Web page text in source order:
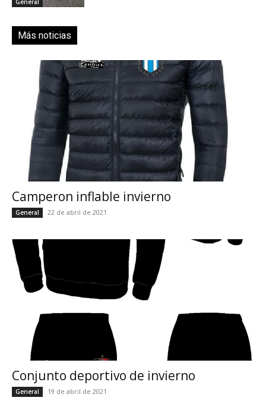
Más noticias
Camperon inflable invierno
General 22 de abril de 2021
Conjunto deportivo de invierno
General 19 de abril de 2021